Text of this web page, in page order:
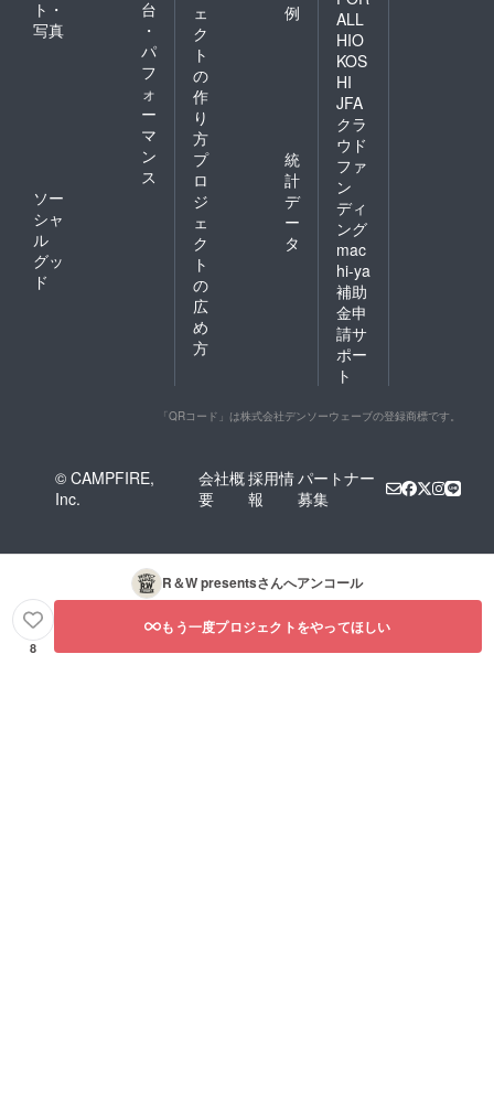
ト・
写真
台
・
パ
フ
ォ
ー
マ
ン
ス
ソー
シャ
ル
グッ
ド
ェ
ク
ト
の
作
り
方
例
プ
ロ
ジ
ェ
ク
ト
の
広
め
方
統
計
デ
ー
タ
ALL
HIO
KOS
HI
JFA
クラ
ウド
ファ
ン
ディ
ング
mac
hi-ya
補助
金申
請サ
ポー
ト
「QRコード」は株式会社デンソーウェーブの登録商標です。
© CAMPFIRE,
Inc.
会社概
要
採用情
報
パートナー
募集
R＆W presentsさんへアンコール
8
もう一度プロジェクトをやってほしい